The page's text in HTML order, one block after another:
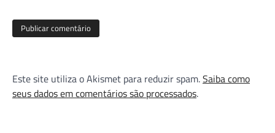
Este site utiliza o Akismet para reduzir spam.Saiba como
seus dados em comentários são processados.